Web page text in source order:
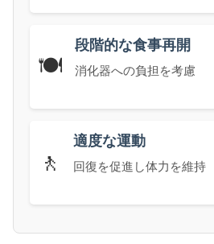
🍽️
段階的な食事再開
消化器への負担を考慮
🚶
適度な運動
回復を促進し体力を維持